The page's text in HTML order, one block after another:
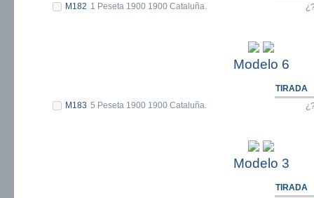
M182 1 Peseta 1900 1900 Cataluña.
Modelo 6
TIRADA
M183 5 Peseta 1900 1900 Cataluña.
Modelo 3
TIRADA